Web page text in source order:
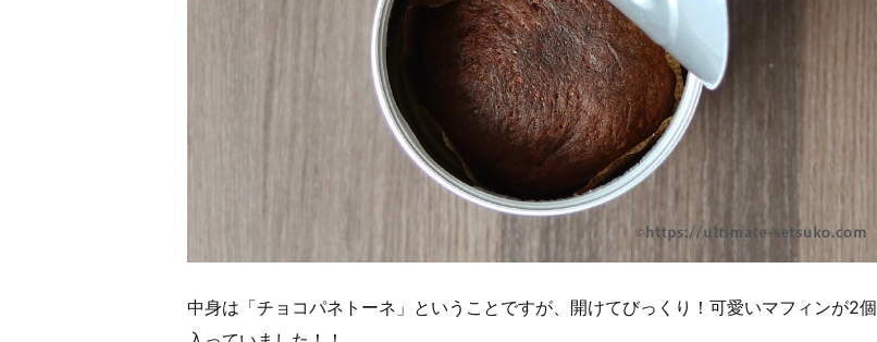
中身は「チョコパネトーネ」ということですが、開けてびっくり！可愛いマフィンが2個